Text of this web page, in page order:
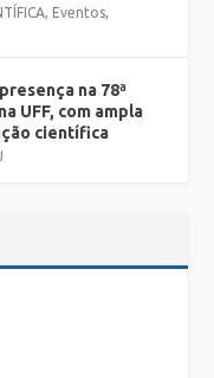
, Eventos,
na 78ª
UFF, com ampla
científica